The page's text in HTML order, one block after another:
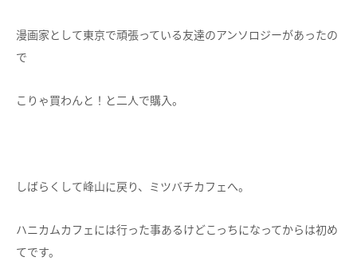
漫画家として東京で頑張っている友達のアンソロジーがあったの
で
こりゃ買わんと！と二人で購入。
しばらくして峰山に戻り、ミツバチカフェへ。
ハニカムカフェには行った事あるけどこっちになってからは初め
てです。